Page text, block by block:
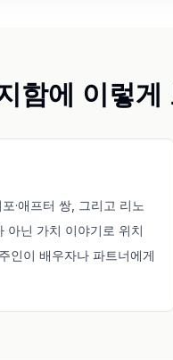
함에 이렇게
·애프터 쌍, 그리고 리노
아닌 가치 이야기로 위치
인이 배우자나 파트너에게